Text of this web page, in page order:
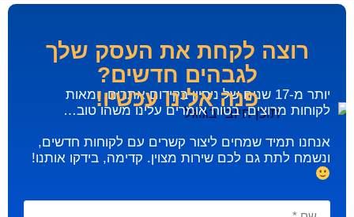
רוצה לקחת את העסק שלך
לגבהים חדשים?
פנה אלינו עכשיו!
יותר מ-17 שנים של ניסיון בקידום אתרים, ומאות
לקוחות מרוצים, בטוח אומרים עלינו משהו טוב…
אנחנו תמיד שמחים ליצור קשרים עם לקוחות חדשים,
ונשמח לתת גם לכם שירות מצוין. קדימה, בידקו אותנו!